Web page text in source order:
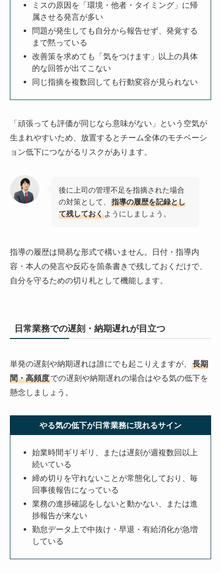
ミスの原因を「環境・他者・タイミング」に帰
属させる発言が多い
問題が発生しても自分から報告せず、発覚する
まで黙っている
改善策を求めても「気をつけます」以上の具体
的な回答が出てこない
同じ指摘を複数回しても行動変容が見られない
「頑張っても評価が同じなら意味がない」という空気が
生まれやすいため、放置するとチーム全体のモチベーシ
ョン低下につながるリスクがあります。
後に上司の管理不足を指摘された場合
の対策として、指導の履歴を記録とし
て残しておく ようにしましょう。
指導の履歴は簡易な形式で構いません。日付・指導内
容・本人の発言や反応を箇条書きで残しておくだけで、
自分を守るための切り札として機能します。
日常業務での遅刻・納期遅れが目立つ
単発の遅刻や納期遅れは誰にでも起こりえますが、
長期
間・高頻度での遅刻や納期遅れの場合はやる気の低下を
懸念しましょう。
やる気の低下が日常業務に現れるサイン
始業時間ギリギリ、または遅刻が週複数回以上
続いている
締め切りを守れないことが常態化しており、毎
回事後報告になっている
業務の進捗確認をしないと動かない、または進
捗報告が来ない
勤怠データ上で中抜け・早退・有給消化が急増
している